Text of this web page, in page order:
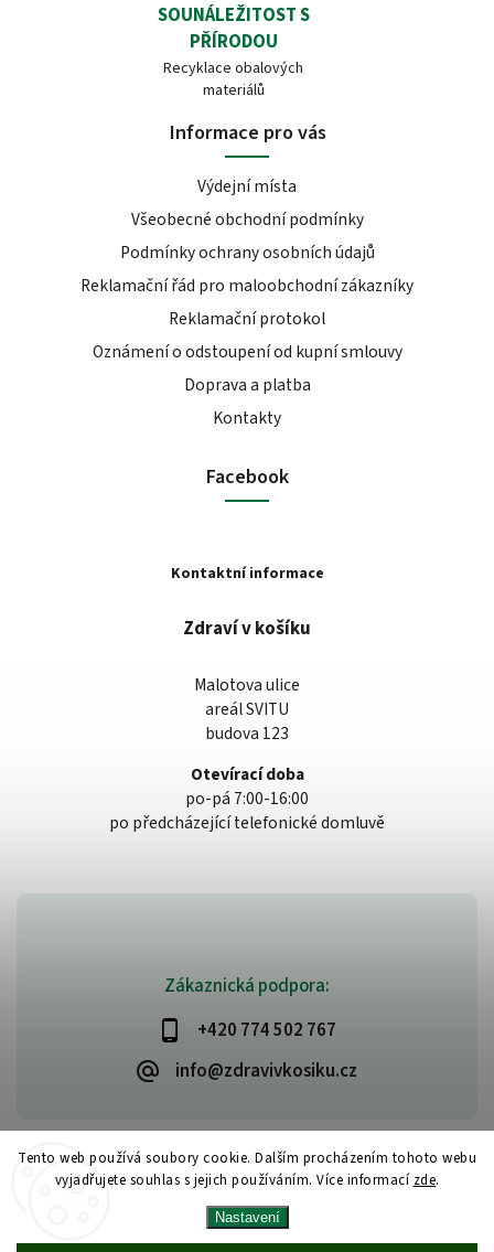
Tento web používá soubory cookie. Dalším procházením tohoto webu
vyjadřujete souhlas s jejich používáním. Více informací zde.
Nastavení
SOUNÁLEŽITOST S
PŘÍRODOU
Recyklace obalových
materiálů
Zákaznická podpora:
+420 774 502 767
info@zdravivkosiku.cz
Informace pro vás
Výdejní místa
Všeobecné obchodní podmínky
Podmínky ochrany osobních údajů
Reklamační řád pro maloobchodní zákazníky
Reklamační protokol
Oznámení o odstoupení od kupní smlouvy
Doprava a platba
Kontakty
Facebook
Kontaktní informace
Zdraví v košíku
Malotova ulice
areál SVITU
budova 123
Otevírací doba
po-pá 7:00-16:00
po předcházející telefonické domluvě
www.zdravivkosiku.cz
Upravit nastavení cookies